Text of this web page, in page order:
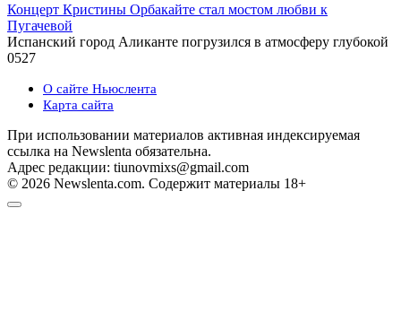
Концерт Кристины Орбакайте стал мостом любви к
Пугачевой
Испанский город Аликанте погрузился в атмосферу глубокой
0527
О сайте Ньюслента
Карта сайта
При использовании материалов активная индексируемая
ссылка на Newslenta обязательна.
Адрес редакции: tiunovmixs@gmail.com
© 2026 Newslenta.com. Содержит материалы 18+